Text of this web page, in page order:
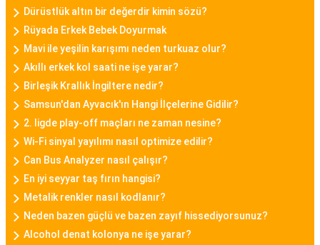
takibi, çağrı bildirimleri, müzik kontrolü gibi
fonksiyonları da içinde barındırarak günümüz
kadınının aktif yaşam tarzına uygun bir seçenek
sunar.
Daniel Klein Bayan Saat
Daniel Klein, şıklık ve kaliteyi bir araya getiren
bayan saat modelleriyle bilinen bir markadır.
Minimalist tasarımları, zarif detayları ve kaliteli
malzemeleriyle Daniel Klein bayan saatleri,
kullanıcılarına tarz bir görünüm sunar.
Casio Bayan Saat
Dürüstlük altın bir değerdir kimin sözü?
Rüyada Erkek Bebek Doyurmak
Mavi ile yeşilin karışımı neden turkuaz olur?
Akıllı erkek kol saati ne işe yarar?
Birleşik Krallık İngiltere nedir?
Samsun'dan Ayvacık'ın Hangi İlçelerine Gidilir?
2. ligde play-off maçları ne zaman nesine?
Wi-Fi sinyal yayılımı nasıl optimize edilir?
Can Bus Analyzer nasıl çalışır?
En iyi seyyar taş fırın hangisi?
Metalik renkler nasıl kodlanır?
Neden bazen güçlü ve bazen zayıf hissediyorsunuz?
Alcohol denat kolonya ne işe yarar?